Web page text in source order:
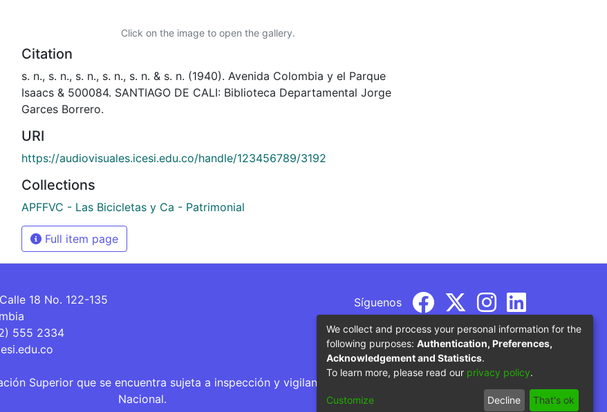
Click on the image to open the gallery.
Citation
s. n., s. n., s. n., s. n., s. n. & s. n. (1940). Avenida Colombia y el Parque
Isaacs & 500084. SANTIAGO DE CALI: Biblioteca Departamental Jorge
Garces Borrero.
URI
https://audiovisuales.icesi.edu.co/handle/123456789/3192
Collections
APFFVC - Las Bicicletas y Ca - Patrimonial
Full item page
18 No. 122-135
555 2334
Síguenos
Superior que se encuentra sujeta a inspección y vigilancia por parte del Ministerio de Educación
Nacional.
We collect and process your personal information for the
following purposes: Authentication, Preferences,
Acknowledgement and Statistics.
To learn more, please read our privacy policy.
Customize Decline That's ok